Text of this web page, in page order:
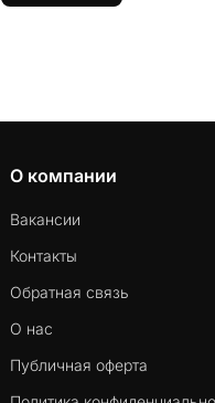
О компании
Вакансии
Контакты
Обратная связь
О нас
Публичная оферта